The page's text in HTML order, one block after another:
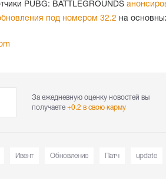
PUBG: BATTLEGROUNDS
под номером 32.2 на
За ежедневную оценку новостей вы
получаете +0.2 в свою карму
Ивент Обновление Патч update